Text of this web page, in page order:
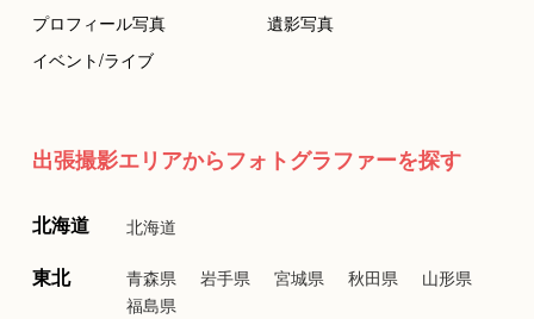
プロフィール写真
遺影写真
イベント/ライブ
出張撮影エリアからフォトグラファーを探す
北海道 北海道
東北 青森県 岩手県 宮城県 秋田県
山形県
福島県